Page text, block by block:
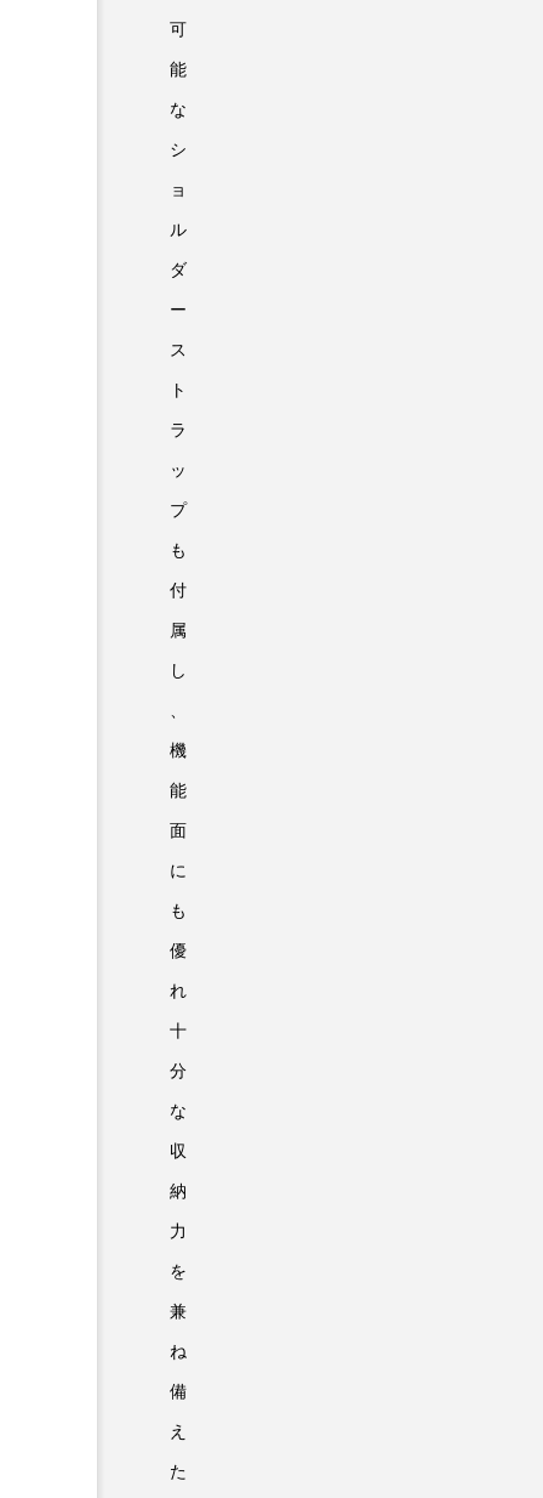
可
能
な
シ
ョ
ル
ダ
ー
ス
ト
ラ
ッ
プ
も
付
属
し
機
能
面
に
も
優
れ
十
分
な
収
納
力
を
兼
ね
備
え
た